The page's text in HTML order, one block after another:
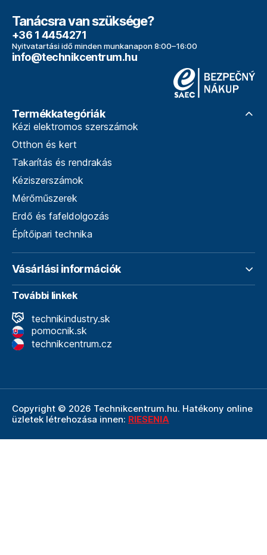
Tanácsra van szüksége?
+36 1 4454271
Nyitvatartási idő minden munkanapon 8:00–16:00
info@technikcentrum.hu
Termékkategóriák
Kézi elektromos szerszámok
Otthon és kert
Takarítás és rendrakás
Kéziszerszámok
Mérőműszerek
Erdő és fafeldolgozás
Építőipari technika
Vásárlási információk
További linkek
technikindustry.sk
pomocnik.sk
technikcentrum.cz
Copyright © 2026 Technikcentrum.hu. Hatékony online
üzletek létrehozása innen: RIESENIA